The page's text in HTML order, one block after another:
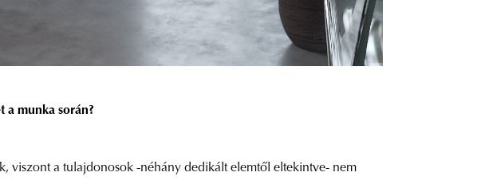
a munka során?
viszont a tulajdonosok -néhány dedikált elemtől eltekintve- nem